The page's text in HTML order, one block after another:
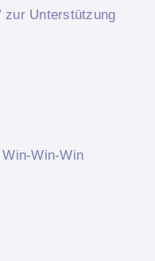
zur Unterstützung
Win-Win